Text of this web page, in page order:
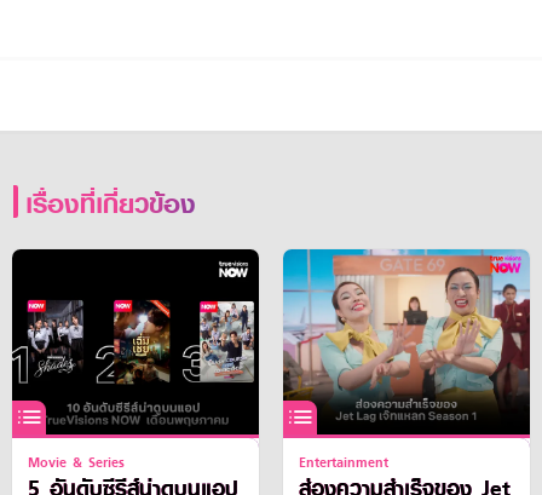
เรื่องที่เกี่ยวข้อง
Movie & Series Entertainment